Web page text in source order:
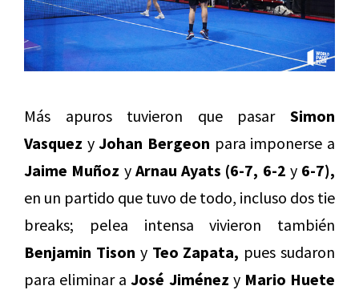
Más apuros tuvieron que pasar Simon
Vasquez yJohan Bergeon para imponerse a
Jaime Muñoz y Arnau Ayats (6-7, 6-2 y 6-7),
en un partido que tuvo de todo, incluso dos tie
breaks; pelea intensa vivieron también
Benjamin Tison y Teo Zapata, pues sudaron
para eliminar aJosé Jiménez y Mario Huete